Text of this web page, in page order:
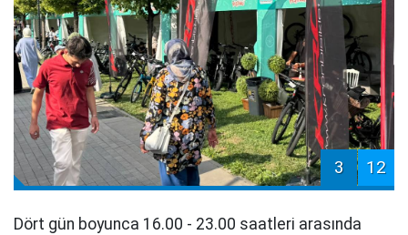
3 12
Dört gün boyunca 16.00 - 23.00 saatleri arasında